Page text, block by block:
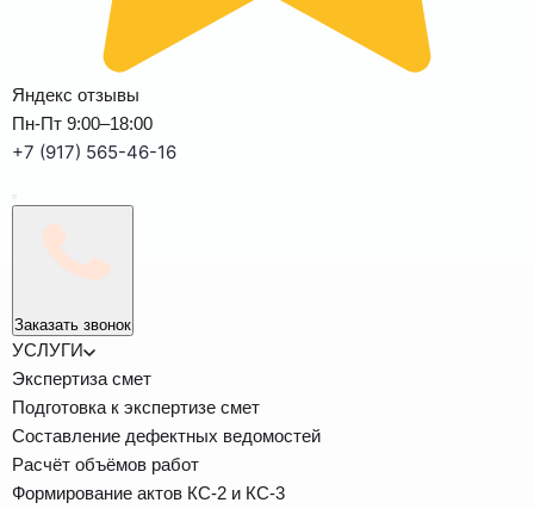
Яндекс отзывы
Пн-Пт 9:00–18:00
+7 (917) 565-46-16
Заказать звонок
УСЛУГИ
Экспертиза смет
Подготовка к экспертизе смет
Составление дефектных ведомостей
Расчёт объёмов работ
Формирование актов КС-2 и КС-3